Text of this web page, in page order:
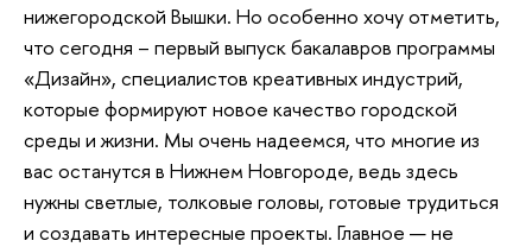
нижегородской Вышки. Но особенно хочу отметить,
что сегодня – первый выпуск бакалавров программы
«Дизайн», специалистов креативных индустрий,
которые формируют новое качество городской
среды и жизни. Мы очень надеемся, что многие из
вас останутся в Нижнем Новгороде, ведь здесь
нужны светлые, толковые головы, готовые трудиться
и создавать интересные проекты. Главное — не